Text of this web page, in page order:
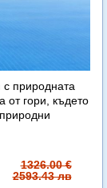
природната
от гори, където
1326.00 €
2593.43 лв